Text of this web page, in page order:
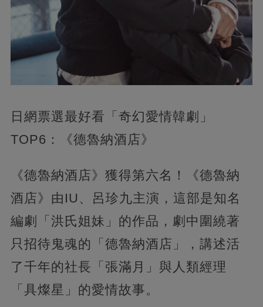
日網票選最好看「奇幻愛情韓劇」
TOP6：《德魯納酒店》
《德魯納酒店》獲得第六名！《德魯納
酒店》由IU、呂珍九主演，這部是知名
編劇「洪氏姐妹」的作品，劇中圍繞著
只招待鬼魂的「德魯納酒店」，講述活
了千年的社長「張滿月」與人類經理
「具燦星」的愛情故事。